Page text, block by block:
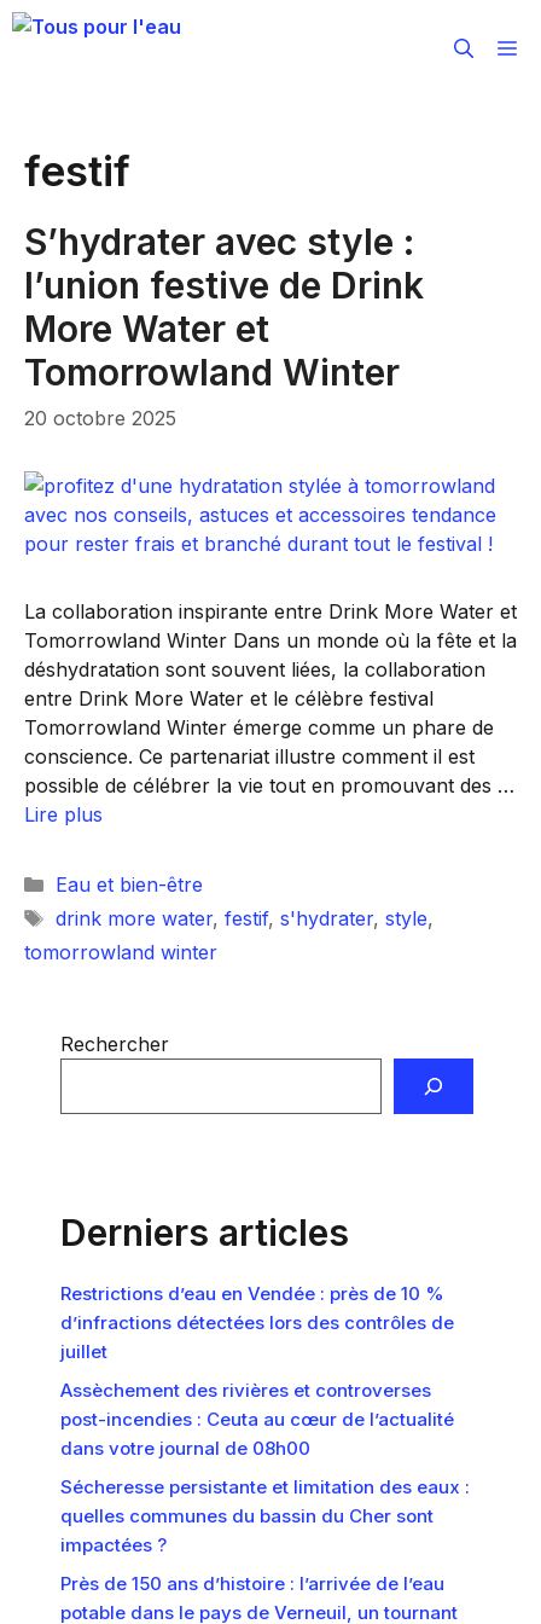
Aller
festif
S’hydrater avec style :
l’union festive de Drink
More Water et
Tomorrowland Winter
20 octobre 2025
La collaboration inspirante entre Drink More Water et
Tomorrowland Winter Dans un monde où la fête et la
déshydratation sont souvent liées, la collaboration
entre Drink More Water et le célèbre festival
Tomorrowland Winter émerge comme un phare de
conscience. Ce partenariat illustre comment il est
possible de célébrer la vie tout en promouvant des …
Lire plus
Catégories
Eau et bien-être
Étiquettes
drink more water, festif, s'hydrater, style,
tomorrowland winter
Rechercher
Derniers articles
Restrictions d’eau en Vendée : près de 10 %
d’infractions détectées lors des contrôles de
juillet
Assèchement des rivières et controverses
post-incendies : Ceuta au cœur de l’actualité
dans votre journal de 08h00
Sécheresse persistante et limitation des eaux :
quelles communes du bassin du Cher sont
impactées ?
Près de 150 ans d’histoire : l’arrivée de l’eau
potable dans le pays de Verneuil, un tournant